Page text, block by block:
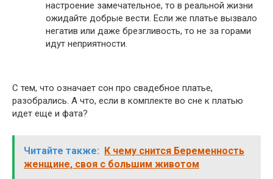
настроение замечательное, то в реальной жизни
ожидайте добрые вести. Если же платье вызвало
негатив или даже брезгливость, то не за горами
идут неприятности.
С тем, что означает сон про свадебное платье,
разобрались. А что, если в комплекте во сне к платью
идет еще и фата?
Читайте также: К чему снится Беременность
женщине, своя с большим животом